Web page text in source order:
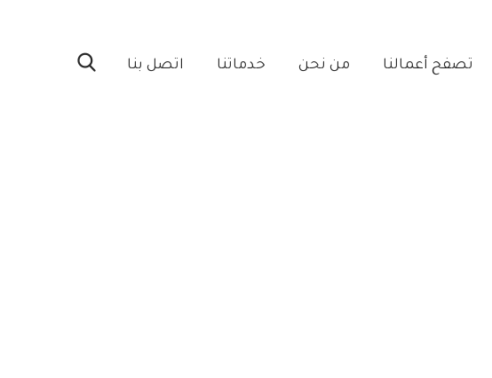
تصفح أعمالنا‎ من نحن‎ خدماتنا‎ اتصل بنا‎